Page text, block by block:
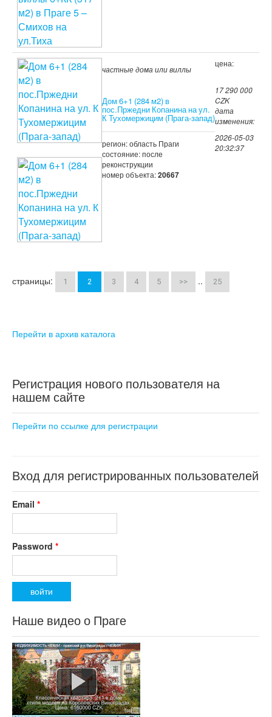
частные дома или виллы
Дом 6+1 (284 м2) в
пос.Пржедни Копанина на ул.
К Тухомержицим (Прага-запад)
регион: область Праги
состояние: после
реконструкции
номер объекта:20667
цена:
17 290 000
CZK
дата
изменения:
2026-05-03
20:32:37
страницы: 1 2 3 4 5 >> .. 25
Перейти в архив каталога
Регистрация нового пользователя на
нашем сайте
Перейти по ссылке для регистрации
Вход для регистрированных пользователей
Email *
Password *
Наше видео о Праге